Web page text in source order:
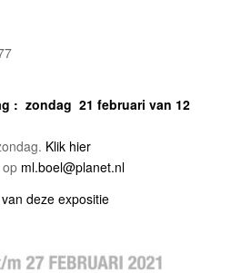
: zondag 21 februari van 12
Klik hier
ml.boel@planet.nl
deze expositie